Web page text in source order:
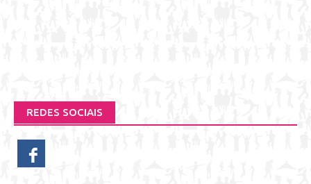
REDES SOCIAIS